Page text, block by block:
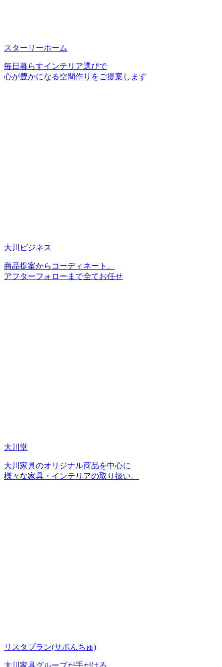
スターリーホーム
毎日暮らすインテリア選びで
心が豊かになる空間作りをご提案します
大川ビジネス
商品提案からコーディネート、
アフターフォローまで全てお任せ
大川堂
大川家具のオリジナル商品を中心に
様々な家具・インテリアの取り扱い。
リスタプラン(サポんちゅ)